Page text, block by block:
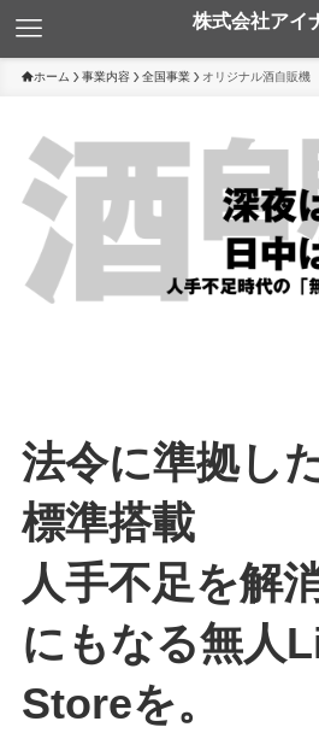
ホーム 事業内容 全国事業 オリジナル酒自販機
法令に準拠し
標準搭載
人手不足を解
にもなる無人
Storeを。